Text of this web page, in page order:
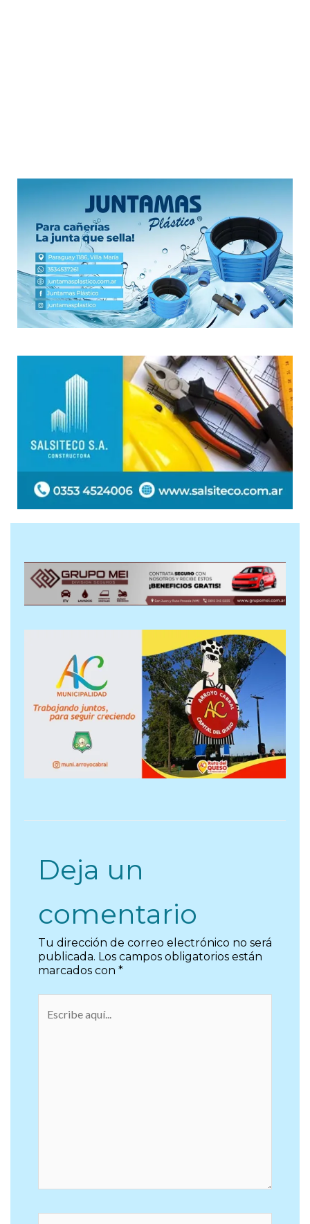
Deja un
comentario
Tu dirección de correo electrónico no será
publicada. Los campos obligatorios están
marcados con *